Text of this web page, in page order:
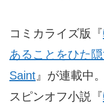
コミカライズ版『
あることをひた
Saint 』が連載中。
スピンオフ小説『